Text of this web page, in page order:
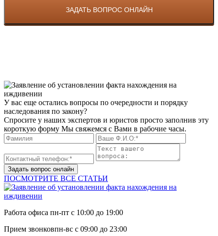
У вас еще остались вопросы по очередности и порядку
наследования по закону?
Спросите у наших экспертов и юристов просто заполнив эту
короткую форму Мы свяжемся с Вами в рабочие часы.
Задать вопрос онлайн
ПОСМОТРИТЕ ВСЕ СТАТЬИ
Работа офиса пн-пт с 10:00 до 19:00
Прием звонковпн-вс с 09:00 до 23:00